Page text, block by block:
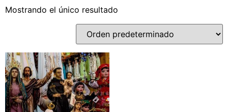
Mostrando el único resultado